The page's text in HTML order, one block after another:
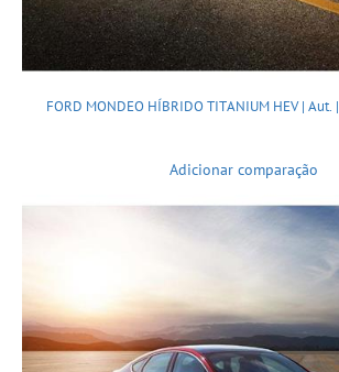
FORD MONDEO HÍBRIDO TITANIUM HEV | Aut.
Adicionar comparação